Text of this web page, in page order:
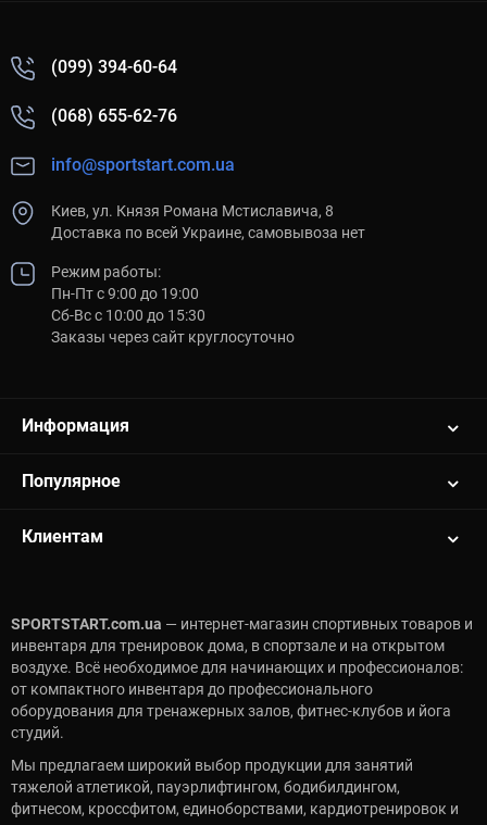
(099) 394-60-64
(068) 655-62-76
info@sportstart.com.ua
Киев, ул. Князя Романа Мстиславича, 8
Доставка по всей Украине, самовывоза нет
Режим работы:
Пн-Пт с 9:00 до 19:00
Сб-Вс с 10:00 до 15:30
Заказы через сайт круглосуточно
Информация
Популярное
Клиентам
SPORTSTART.com.ua — интернет-магазин спортивных товаров и
инвентаря для тренировок дома, в спортзале и на открытом
воздухе. Всё необходимое для начинающих и профессионалов:
от компактного инвентаря до профессионального
оборудования для тренажерных залов, фитнес-клубов и йога
студий.
Мы предлагаем широкий выбор продукции для занятий
тяжелой атлетикой, пауэрлифтингом, бодибилдингом,
фитнесом, кроссфитом, единоборствами, кардиотренировок и